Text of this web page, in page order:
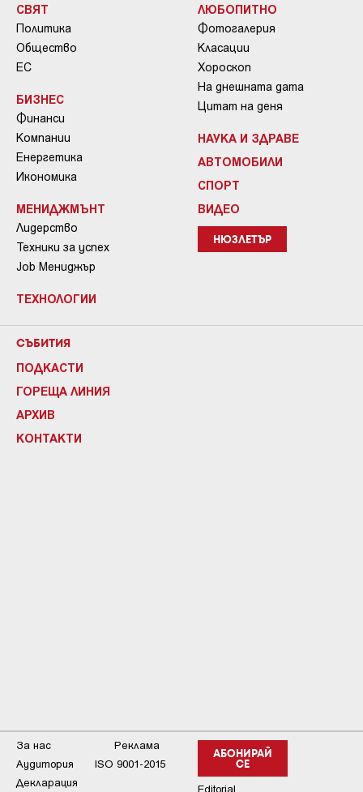
СВЯТ
Политика
Общество
ЕС
БИЗНЕС
Финанси
Компании
Енергетика
Икономика
МЕНИДЖМЪНТ
Лидерство
Техники за успех
Job Мениджър
ТЕХНОЛОГИИ
ЛЮБОПИТНО
Фотогалерия
Класации
Хороскоп
На днешната дата
Цитат на деня
НАУКА И ЗДРАВЕ
АВТОМОБИЛИ
СПОРТ
ВИДЕО
НЮЗЛЕТЪР
СЪБИТИЯ
ПОДКАСТИ
ГОРЕЩА ЛИНИЯ
АРХИВ
КОНТАКТИ
АБОНИРАЙ
СЕ
Editorial
За нас
Реклама
Аудитория
ISO 9001-2015
Декларация